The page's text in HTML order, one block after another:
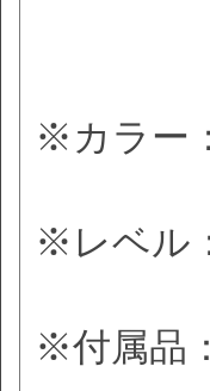
※カラー
※レベル
※付属品